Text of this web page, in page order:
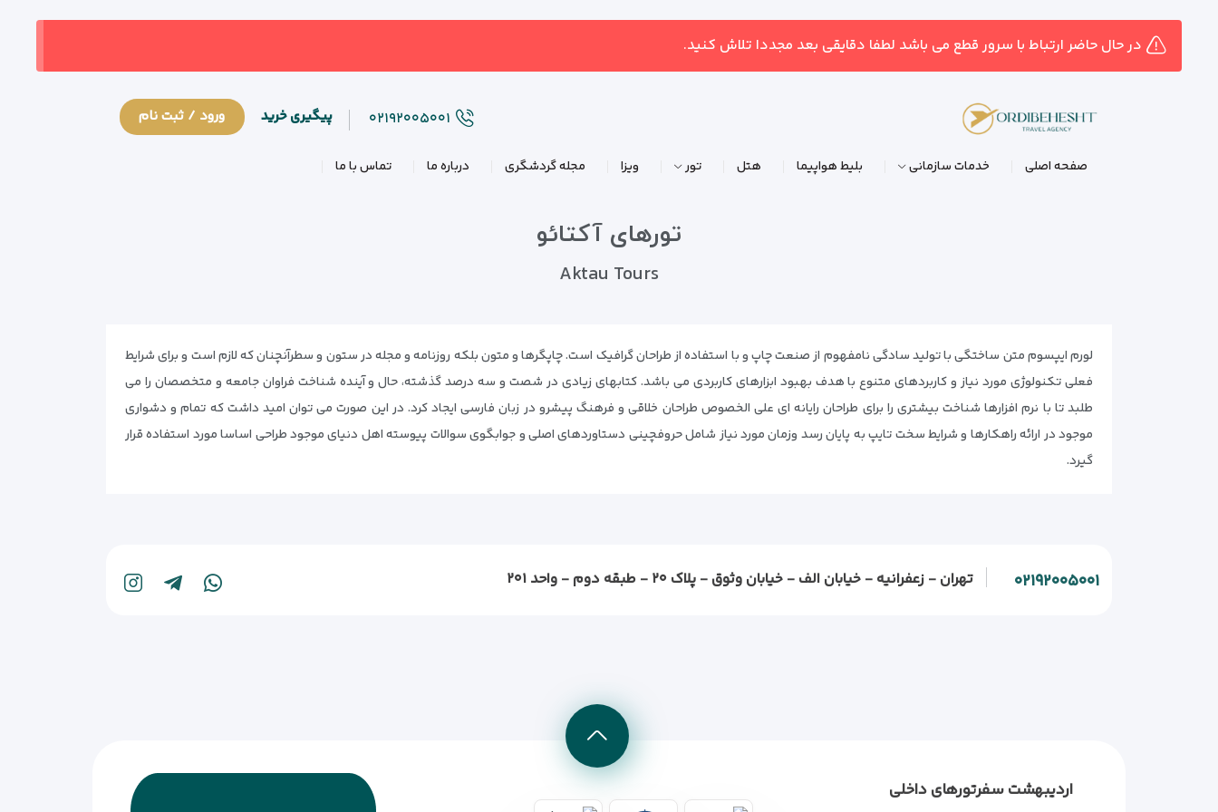
در حال حاضر ارتباط با سرور قطع می باشد لطفا دقایقی بعد مجددا تلاش کنید.
۰۲۱۹۲۰۰۵۰۰۱ پیگیری خرید ورود / ثبت نام
صفحه اصلی خدمات سازمانی بلیط هواپیما هتل تور ویزا مجله گردشگری درباره ما تماس با ما
تورهای آکتائو
Aktau Tours
لورم ایپسوم متن ساختگی با تولید سادگی نامفهوم از صنعت چاپ و با استفاده از طراحان گرافیک است. چاپگرها و متون بلکه روزنامه و مجله در ستون و سطرآنچنان که لازم است و برای شرایط
فعلی تکنولوژی مورد نیاز و کاربردهای متنوع با هدف بهبود ابزارهای کاربردی می باشد. کتابهای زیادی در شصت و سه درصد گذشته، حال و آینده شناخت فراوان جامعه و متخصصان را می
طلبد تا با نرم افزارها شناخت بیشتری را برای طراحان رایانه ای علی الخصوص طراحان خلاقی و فرهنگ پیشرو در زبان فارسی ایجاد کرد. در این صورت می توان امید داشت که تمام و دشواری
موجود در ارائه راهکارها و شرایط سخت تایپ به پایان رسد وزمان مورد نیاز شامل حروفچینی دستاوردهای اصلی و جوابگوی سوالات پیوسته اهل دنیای موجود طراحی اساسا مورد استفاده قرار
گیرد.
۰۲۱۹۲۰۰۵۰۰۱ تهران - زعفرانیه - خیابان الف - خیابان وثوق - پلاک ۲۰ - طبقه دوم - واحد ۲۰۱
اردیبهشت سفرتورهای داخلی